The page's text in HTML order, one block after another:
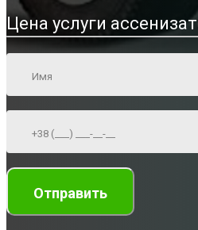
Цена услуги